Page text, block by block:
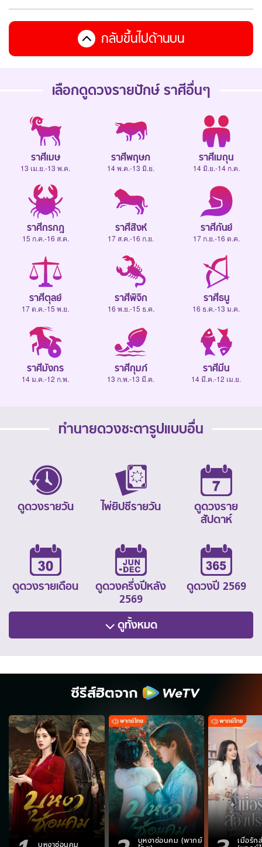
กลับขึ้นไปด้านบน
เลือกดูดวงรายปักษ์ราศีอื่นๆ
ราศีเมษ
13 เม.ย.-13 พ.ค.
ราศีพฤษภ
14 พ.ค.-13 มิ.ย.
ราศีเมถุน
14 มิ.ย.-14 ก.ค.
ราศีกรกฎ
15 ก.ค.-16 ส.ค.
ราศีสิงห์
17 ส.ค.-16 ก.ย.
ราศีกันย์
17 ก.ย.-16 ต.ค.
ราศีตุลย์
17 ต.ค.-15 พ.ย.
ราศีพิจิก
16 พ.ย.-15 ธ.ค.
ราศีธนู
16 ธ.ค.-13 ม.ค.
ราศีมังกร
14 ม.ค.-12 ก.พ.
ราศีกุมภ์
13 ก.พ.-13 มี.ค.
ราศีมีน
14 มี.ค.-12 เม.ย.
ทำนายดวงชะตารูปแบบอื่น
ดูดวงรายวัน ไพ่ยิปซีรายวัน
ดูดวงราย
สัปดาห์
ดูดวงรายเดือน
ดูดวงครึ่งปีหลัง
2569
ดูดวงปี 2569
ดูทั้งหมด
ซีรีส์ฮิตจาก
บุหงาซ่อนคม บุหงาซ่อนคม (พากย์ เมื่อรัก